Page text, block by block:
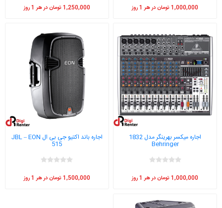
1,000,000 تومان در هر 1 روز 1,250,000 تومان در هر 1 روز
اجاره میکسر بهرینگر مدل 1832
Behringer
1,000,000 تومان در هر 1 روز
اجاره باند اکتیو جی بی ال JBL – EON
515
1,500,000 تومان در هر 1 روز